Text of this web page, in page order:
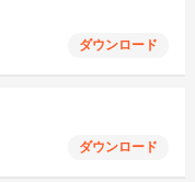
ダウンロード
ダウンロード